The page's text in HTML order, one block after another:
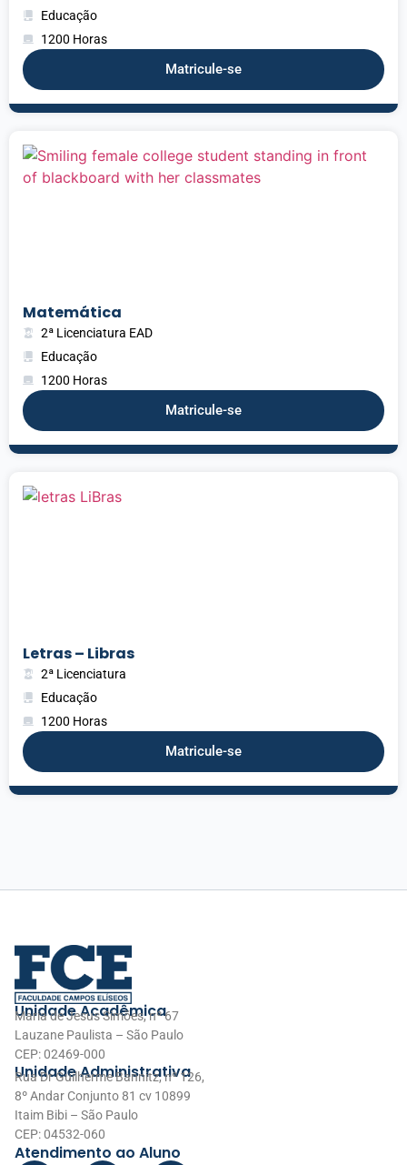
Educação
1200 Horas
Matricule-se
Matemática
2ª Licenciatura EAD
Educação
1200 Horas
Matricule-se
Letras – Libras
2ª Licenciatura
Educação
1200 Horas
Matricule-se
Unidade Acadêmica
Maria de Jesus Simões, nº 67
Lauzane Paulista – São Paulo
CEP: 02469-000
Unidade Administrativa
Rua Dr Guilherme Bannitz, nº 126,
8º Andar Conjunto 81 cv 10899
Itaim Bibi – São Paulo
CEP: 04532-060
Atendimento ao Aluno